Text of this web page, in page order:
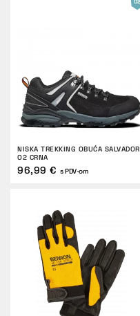
NISKA TREKKING OBUĆA SALVADOR
O2 CRNA
96,99 € s PDV-om